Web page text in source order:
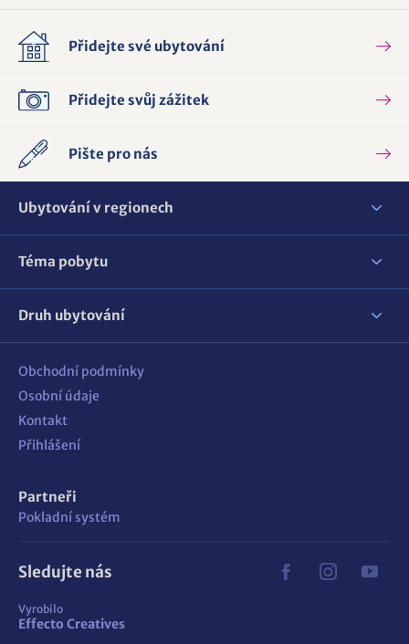
Přidejte své ubytování
Přidejte svůj zážitek
Pište pro nás
Ubytování v regionech
Téma pobytu
Druh ubytování
Obchodní podmínky
Osobní údaje
Kontakt
Přihlášení
Partneři
Pokladní systém
Sledujte nás
Vyrobilo
Effecto Creatives